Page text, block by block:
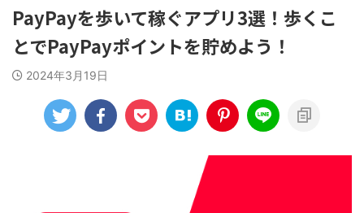
PayPayを歩いて稼ぐアプリ3選！歩くこ
とでPayPayポイントを貯めよう！
2024年3月19日